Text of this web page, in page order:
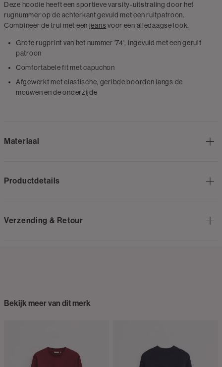
Deze hoodie heeft een sportieve varsity-uitstraling door het
rugnummer op de achterkant gevuld met een ruitpatroon.
Combineer de trui met een jeansvoor een alledaagse look.
Grote rugprint van het nummer '74', ingevuld met een geruit
patroon
Comfortabele fit met capuchon
Afgewerkt met elastische, geribde boorden langs de
mouwen en de onderzijde
Materiaal
Productdetails
Verzending & Retour
Bekijk meer van dit merk